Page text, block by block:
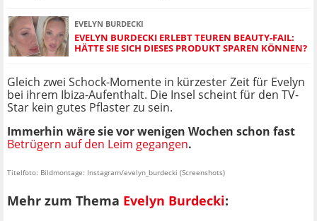
EVELYN BURDECKI
EVELYN BURDECKI ERLEBT TEUREN BEAUTY-FAIL:
HÄTTE SIE SICH DIESES PRODUKT SPAREN KÖNNEN?
Gleich zwei Schock-Momente in kürzester Zeit für Evelyn
bei ihrem Ibiza-Aufenthalt. Die Insel scheint für den TV-
Star kein gutes Pflaster zu sein.
Immerhin wäre sie vor wenigen Wochen schon fast
Betrügern auf den Leim gegangen.
Titelfoto: Bildmontage: Instagram/evelyn_burdecki (Screenshots)
Mehr zum Thema Evelyn Burdecki: